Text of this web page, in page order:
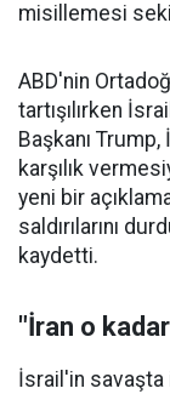
misillemesi
ABD'nin
tartışılırken
Başkanı Trump,
karşılık
yeni bir
saldırılarını
kaydetti.
"İran o
İsrail'in savaşta